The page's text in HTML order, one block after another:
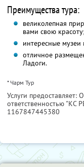
Преимущества тура:
великолепная
вами свою красоту;
интересные
отличное
Ладоги.
* Чарм Тур
Услуги предоставляет:
ответственностью "КС
1167847445380